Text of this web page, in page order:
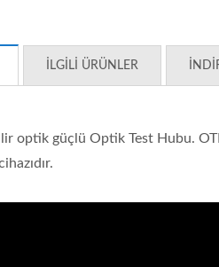
İLGILI ÜRÜNLER
optik güçlü Optik Test Hubu.